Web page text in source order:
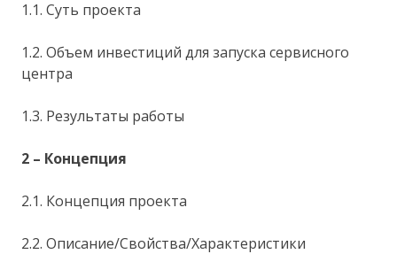
1.1. Суть проекта
1.2. Объем инвестиций для запуска сервисного
центра
1.3. Результаты работы
2 – Концепция
2.1. Концепция проекта
2.2. Описание/Свойства/Характеристики